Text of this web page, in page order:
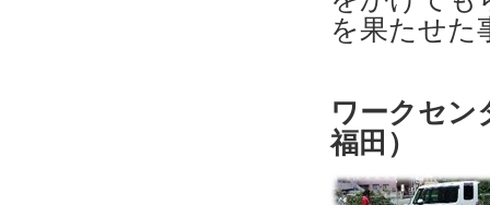
を果たせた
ワークセ
福田）